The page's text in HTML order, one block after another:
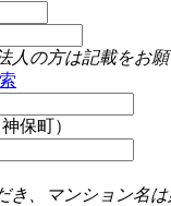
人の方は記載をお願
保町）
、マンション名は